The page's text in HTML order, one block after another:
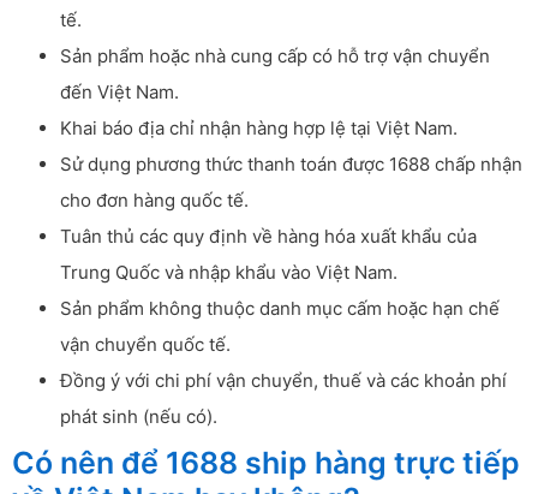
tế.
Sản phẩm hoặc nhà cung cấp có hỗ trợ vận chuyển
đến Việt Nam.
Khai báo địa chỉ nhận hàng hợp lệ tại Việt Nam.
Sử dụng phương thức thanh toán được 1688 chấp nhận
cho đơn hàng quốc tế.
Tuân thủ các quy định về hàng hóa xuất khẩu của
Trung Quốc và nhập khẩu vào Việt Nam.
Sản phẩm không thuộc danh mục cấm hoặc hạn chế
vận chuyển quốc tế.
Đồng ý với chi phí vận chuyển, thuế và các khoản phí
phát sinh (nếu có).
Có nên để 1688 ship hàng trực tiếp